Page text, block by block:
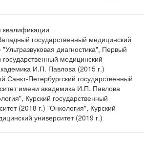
государственный медицинский
диагностика", Первый
государственный медицинский
И.П. Павлова (2015 г.)
Санкт-Петербургский государственный
имени академика И.П. Павлова
Курский государственный
(2018 г.) "Онкология", Курский
университет (2019 г.)